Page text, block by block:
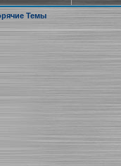
Темы